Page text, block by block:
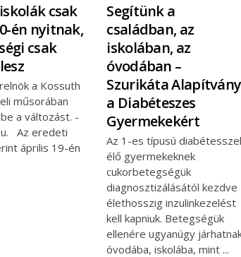
csak
én nyitnak,
csak
a Kossuth
műsorában
a változást. -
Az eredeti
április 19-én
Segítünk a
családban, az
iskolában, az
óvodában –
Szurikáta Alapítvány
a Diabéteszes
Gyermekekért
Az 1-es típusú diabétesszel
élő gyermekeknek
cukorbetegségük
diagnosztizálásától kezdve
élethosszig inzulinkezelést
kell kapniuk. Betegségük
ellenére ugyanúgy
óvodába, iskolába, mint